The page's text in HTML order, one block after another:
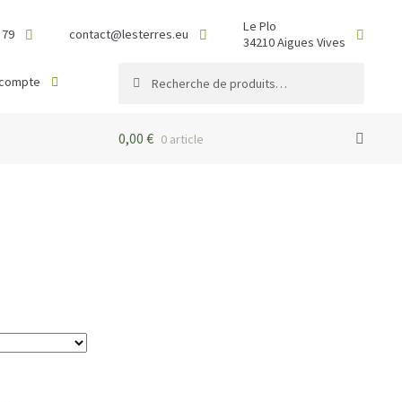
contact@lesterres.eu
Le Plo
34210 Aigues Vives
pour :
0,00€ 0 article